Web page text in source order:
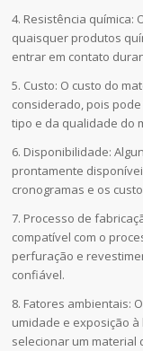
4. Resistência química:
quaisquer produtos
entrar em contato
5. Custo: O custo do
considerado, pois
tipo e da qualidade do
6. Disponibilidade:
prontamente
cronogramas e os
7. Processo de
compatível com o
perfuração e
confiável.
8. Fatores ambientais:
umidade e exposição
selecionar um material